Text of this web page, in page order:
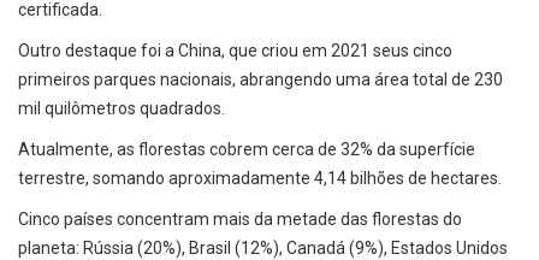
certificada.
Outro destaque foi a China, que criou em 2021 seus cinco
primeiros parques nacionais, abrangendo uma área total de 230
mil quilômetros quadrados.
Atualmente, as florestas cobrem cerca de 32% da superfície
terrestre, somando aproximadamente 4,14 bilhões de hectares.
Cinco países concentram mais da metade das florestas do
planeta: Rússia (20%), Brasil (12%), Canadá (9%), Estados Unidos